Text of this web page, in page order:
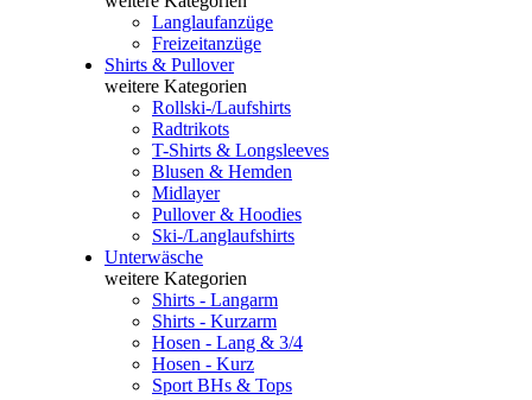
Langlaufanzüge
Freizeitanzüge
Shirts & Pullover
weitere Kategorien
Rollski-/Laufshirts
Radtrikots
T-Shirts & Longsleeves
Blusen & Hemden
Midlayer
Pullover & Hoodies
Ski-/Langlaufshirts
Unterwäsche
weitere Kategorien
Shirts - Langarm
Shirts - Kurzarm
Hosen - Lang & 3/4
Hosen - Kurz
Sport BHs & Tops